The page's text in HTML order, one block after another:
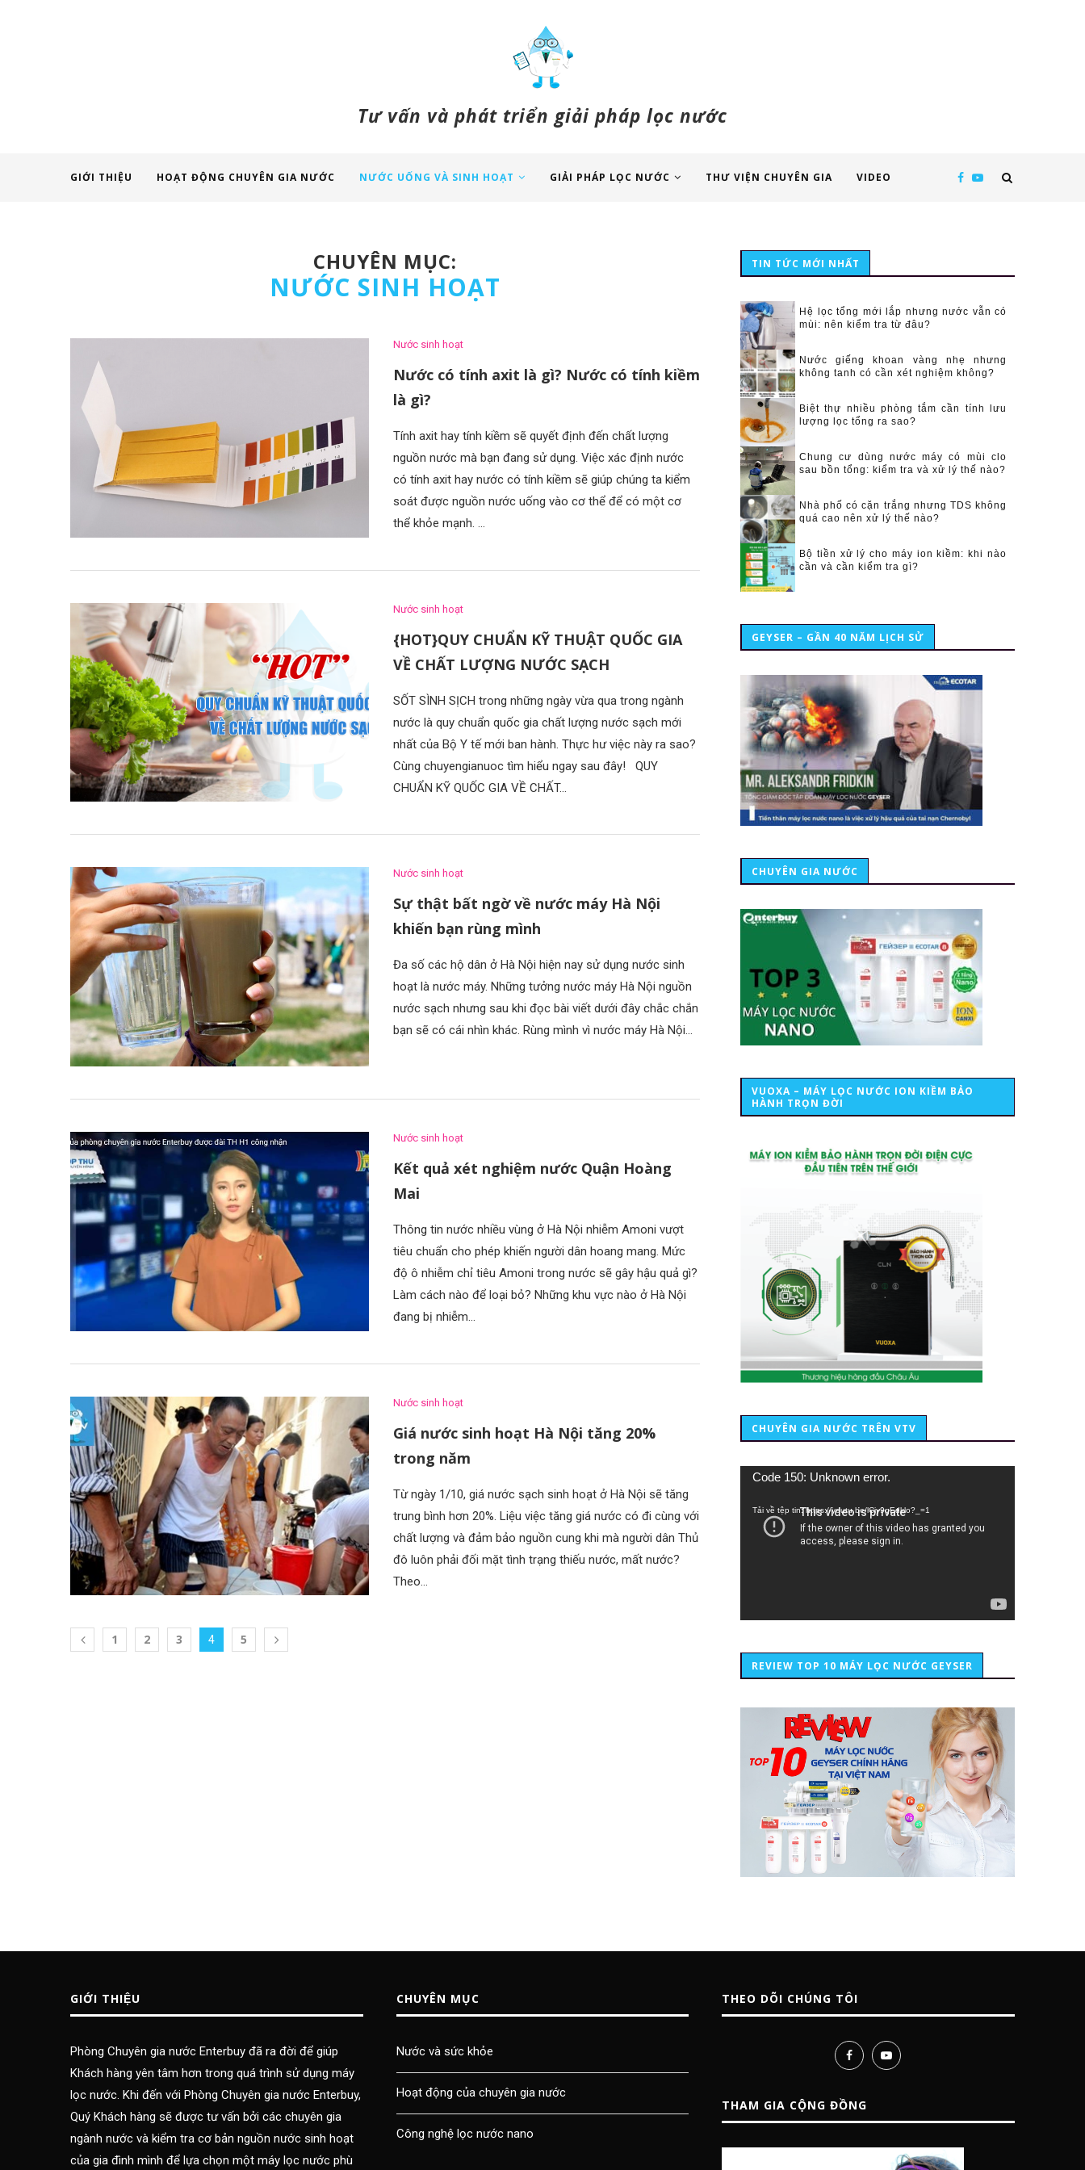
Tư vấn và phát triển giải pháp lọc nước
GIỚI THIỆU HOẠT ĐỘNG CHUYÊN GIA NƯỚC NƯỚC UỐNG VÀ SINH HOẠT GIẢI PHÁP LỌC NƯỚC THƯ VIỆN CHUYÊN GIA VIDEO
CHUYÊN MỤC:
NƯỚC SINH HOẠT
Nước sinh hoạt
Nước có tính axit là gì? Nước có tính kiềm
là gì?
Tính axit hay tính kiềm sẽ quyết định đến chất lượng
nguồn nước mà bạn đang sử dụng. Việc xác định nước
có tính axit hay nước có tính kiềm sẽ giúp chúng ta kiểm
soát được nguồn nước uống vào cơ thể để có một cơ
thể khỏe mạnh. …
Nước sinh hoạt
{HOT}QUY CHUẨN KỸ THUẬT QUỐC GIA
VỀ CHẤT LƯỢNG NƯỚC SẠCH
SỐT SÌNH SỊCH trong những ngày vừa qua trong ngành
nước là quy chuẩn quốc gia chất lượng nước sạch mới
nhất của Bộ Y tế mới ban hành. Thực hư việc này ra sao?
Cùng chuyengianuoc tìm hiểu ngay sau đây! QUY
CHUẨN KỸ QUỐC GIA VỀ CHẤT…
Nước sinh hoạt
Sự thật bất ngờ về nước máy Hà Nội
khiến bạn rùng mình
Đa số các hộ dân ở Hà Nội hiện nay sử dụng nước sinh
hoạt là nước máy. Những tưởng nước máy Hà Nội nguồn
nước sạch nhưng sau khi đọc bài viết dưới đây chắc chắn
bạn sẽ có cái nhìn khác. Rùng mình vì nước máy Hà Nội…
Nước sinh hoạt
Kết quả xét nghiệm nước Quận Hoàng
Mai
Thông tin nước nhiều vùng ở Hà Nội nhiễm Amoni vượt
tiêu chuẩn cho phép khiến người dân hoang mang. Mức
độ ô nhiễm chỉ tiêu Amoni trong nước sẽ gây hậu quả gì?
Làm cách nào để loại bỏ? Những khu vực nào ở Hà Nội
đang bị nhiễm…
Nước sinh hoạt
Giá nước sinh hoạt Hà Nội tăng 20%
trong năm
Từ ngày 1/10, giá nước sạch sinh hoạt ở Hà Nội sẽ tăng
trung bình hơn 20%. Liệu việc tăng giá nước có đi cùng với
chất lượng và đảm bảo nguồn cung khi mà người dân Thủ
đô luôn phải đối mặt tình trạng thiếu nước, mất nước?
Theo…
1 2 3 4 5
TIN TỨC MỚI NHẤT
Hệ lọc tổng mới lắp nhưng nước vẫn có
mùi: nên kiểm tra từ đâu?
Nước giếng khoan vàng nhẹ nhưng
không tanh có cần xét nghiệm không?
Biệt thự nhiều phòng tắm cần tính lưu
lượng lọc tổng ra sao?
Chung cư dùng nước máy có mùi clo
sau bồn tổng: kiểm tra và xử lý thế nào?
Nhà phố có cặn trắng nhưng TDS không
quá cao nên xử lý thế nào?
Bộ tiền xử lý cho máy ion kiềm: khi nào
cần và cần kiểm tra gì?
GEYSER – GẦN 40 NĂM LỊCH SỬ
CHUYÊN GIA NƯỚC
VUOXA – MÁY LỌC NƯỚC ION KIỀM BẢO
HÀNH TRỌN ĐỜI
CHUYÊN GIA NƯỚC TRÊN VTV
Trình
Code 150: Unknown error.
Tải về tệp tin: https://youtu.be/lCiy9qEdklo?_=1
REVIEW TOP 10 MÁY LỌC NƯỚC GEYSER
GIỚI THIỆU
Phòng Chuyên gia nước Enterbuy đã ra đời để giúp
Khách hàng yên tâm hơn trong quá trình sử dụng máy
lọc nước. Khi đến với Phòng Chuyên gia nước Enterbuy,
Quý Khách hàng sẽ được tư vấn bởi các chuyên gia
ngành nước và kiểm tra cơ bản nguồn nước sinh hoạt
của gia đình mình để lựa chọn một máy lọc nước phù
CHUYÊN MỤC
Nước và sức khỏe
Hoạt động của chuyên gia nước
Công nghệ lọc nước nano
THEO DÕI CHÚNG TÔI
THAM GIA CỘNG ĐỒNG